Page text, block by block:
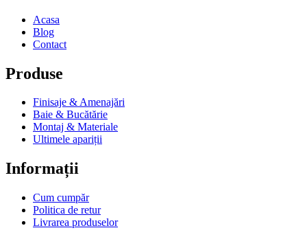
Acasa
Blog
Contact
Produse
Finisaje & Amenajări
Baie & Bucătărie
Montaj & Materiale
Ultimele apariții
Informații
Cum cumpăr
Politica de retur
Livrarea produselor